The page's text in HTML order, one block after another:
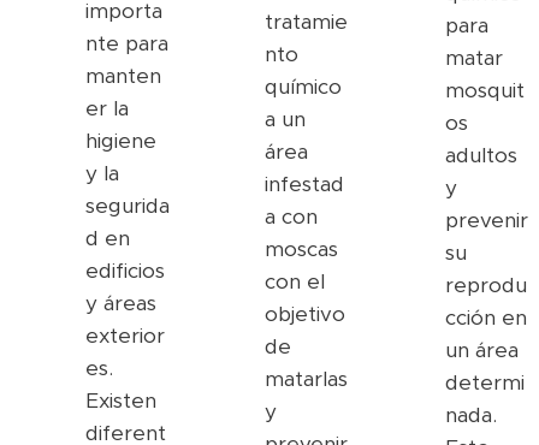
importa
nte para
manten
er la
higiene
y la
segurida
d en
edificios
y áreas
exterior
es.
Existen
diferent
tratamie
nto
químico
a un
área
infestad
a con
moscas
con el
objetivo
de
matarlas
y
para
matar
mosquit
os
adultos
y
prevenir
su
reprodu
cción en
un área
determi
nada.